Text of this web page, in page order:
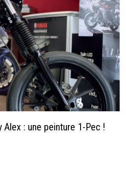
Alex : une peinture 1-Pec !